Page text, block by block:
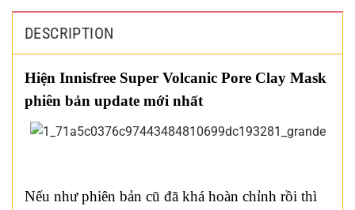
DESCRIPTION
Hiện Innisfree Super Volcanic Pore Clay Mask
phiên bản update mới nhất
Nếu như phiên bản cũ đã khá hoàn chỉnh rồi thì